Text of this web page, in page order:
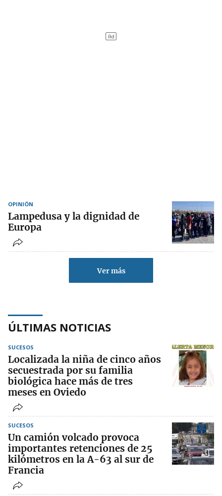
OPINIÓN
Lampedusa y la dignidad de
Europa
Ver más
ÚLTIMAS NOTICIAS
SUCESOS
Localizada la niña de cinco años
secuestrada por su familia
biológica hace más de tres
meses en Oviedo
SUCESOS
Un camión volcado provoca
importantes retenciones de 25
kilómetros en la A-63 al sur de
Francia